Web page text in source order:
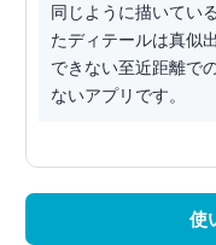
同じように描いてい
たディテールは真似
できない至近距離で
ないアプリです。
使